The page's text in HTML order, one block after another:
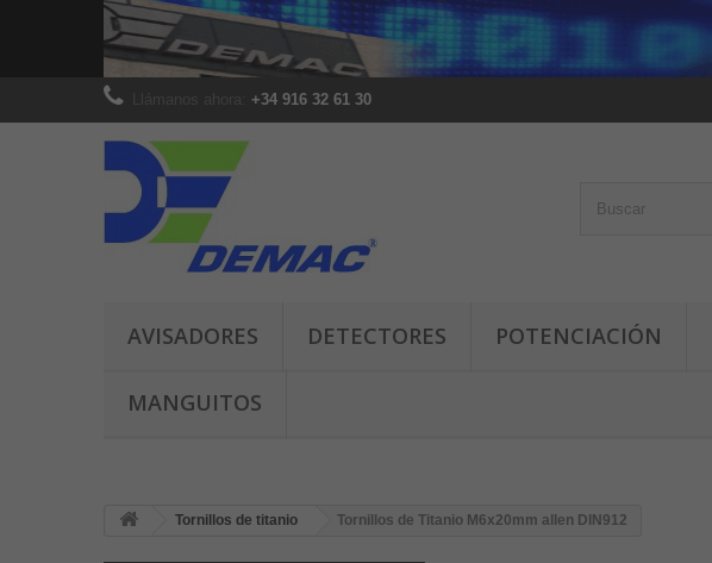
+34 916 32 61 30
AVISADORES DETECTORES POTENCIACIÓN
MANGUITOS
Tornillos de titanio Tornillos de Titanio M6x20mm allen DIN912